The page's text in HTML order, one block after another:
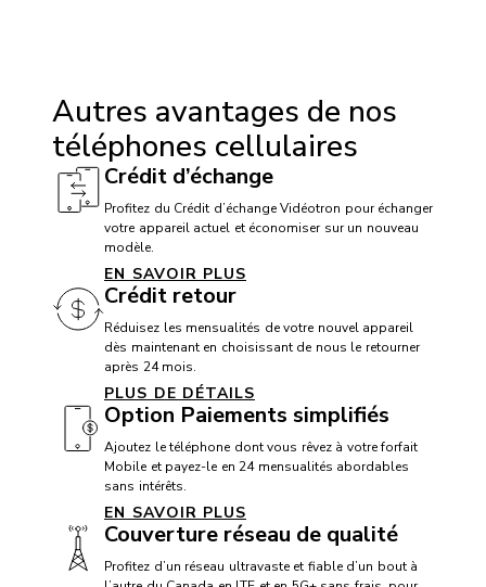
Compatibilité avec appareil auditif: Oui
TTY / ATS: Oui
Compatibilité avec service T911: Oui
Dispositif mains libres: Oui
BATTERIE
Batterie: 1850 mAh non amovible
CAMÉRA
Appareil photo frontal: n/a
Appareil photo arrière: 2 Mpx
Caméra vidéo: 480p
Autres avantages de nos
téléphones cellulaires
Crédit d’échange
Profitez du Crédit d’échange Vidéotron pour échanger
votre appareil actuel et économiser sur un nouveau
modèle.
EN SAVOIR PLUS
Crédit retour
Réduisez les mensualités de votre nouvel appareil
dès maintenant en choisissant de nous le retourner
après 24 mois.
PLUS DE DÉTAILS
Option Paiements simplifiés
Ajoutez le téléphone dont vous rêvez à votre forfait
Mobile et payez-le en 24 mensualités abordables
sans intérêts.
EN SAVOIR PLUS
Couverture réseau de qualité
Profitez d’un réseau ultravaste et fiable d’un bout à